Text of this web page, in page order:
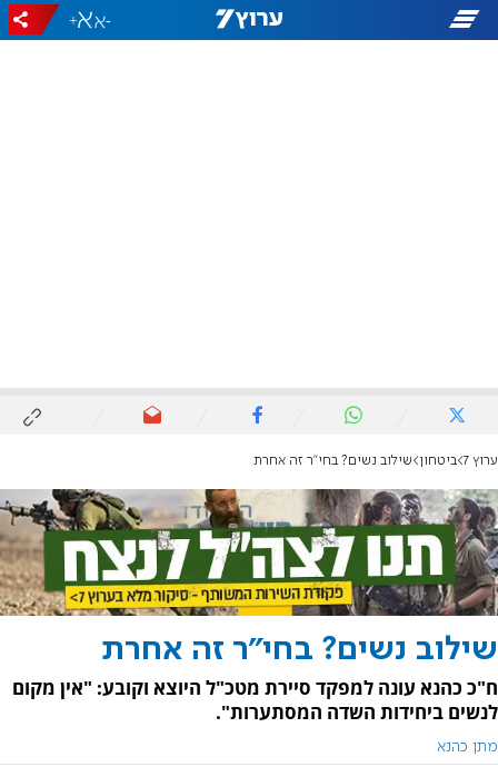
-
+
ערוץ 7 ביטחון שילוב נשים? בחי"ר זה אחרת
שילוב נשים? בחי"ר זה אחרת
ח"כ כהנא עונה למפקד סיירת מטכ"ל היוצא וקובע: "אין מקום
לנשים ביחידות השדה המסתערות".
מתן כהנא